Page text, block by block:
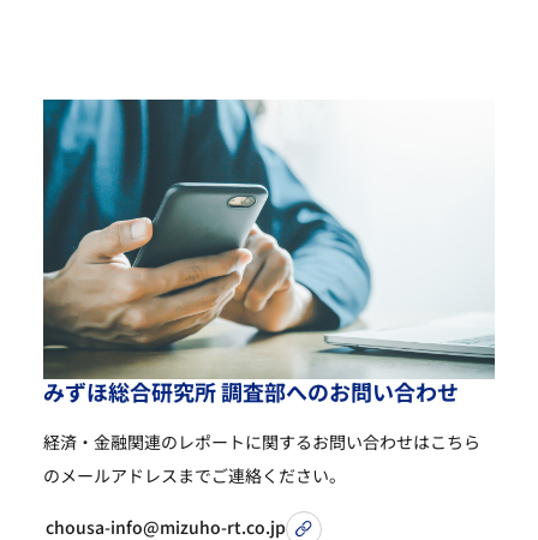
みずほ総合研究所調査部へのお問い合わせ
経済・金融関連のレポートに関するお問い合わせはこちら
のメールアドレスまでご連絡ください。
chousa-info@mizuho-rt.co.jp